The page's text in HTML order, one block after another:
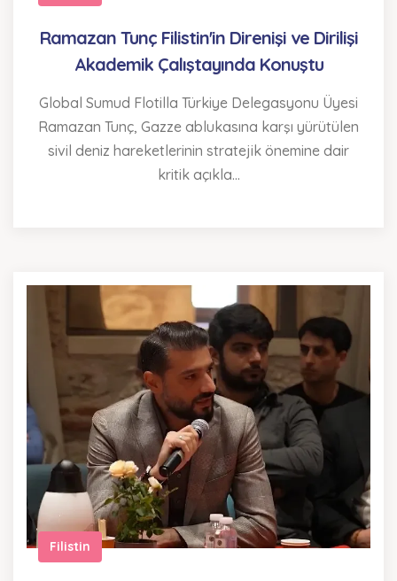
Ramazan Tunç Filistin'in Direnişi ve Dirilişi
Akademik Çalıştayında Konuştu
Global Sumud Flotilla Türkiye Delegasyonu Üyesi
Ramazan Tunç, Gazze ablukasına karşı yürütülen
sivil deniz hareketlerinin stratejik önemine dair
kritik açıkla...
Filistin